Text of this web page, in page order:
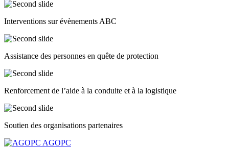
Interventions sur évènements ABC
Assistance des personnes en quête de protection
Renforcement de l’aide à la conduite et à la logistique
Soutien des organisations partenaires
Précédent
Suivant AGOPC